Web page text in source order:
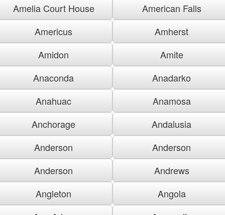
Amelia Court House
American Falls
Americus
Amherst
Amidon
Amite
Anaconda
Anadarko
Anahuac
Anamosa
Anchorage
Andalusia
Anderson
Anderson
Anderson
Andrews
Angleton
Angola